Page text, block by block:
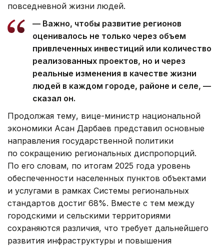
повседневной жизни людей.
— Важно, чтобы развитие регионов
оценивалось не только через объем
привлеченных инвестиций или количество
реализованных проектов, но и через
реальные изменения в качестве жизни
людей в каждом городе, районе и селе, —
сказал он.
Продолжая тему, вице-министр национальной
экономики Асан Дарбаев представил основные
направления государственной политики
по сокращению региональных диспропорций.
По его словам, по итогам 2025 года уровень
обеспеченности населенных пунктов объектами
и услугами в рамках Системы региональных
стандартов достиг 68%. Вместе с тем между
городскими и сельскими территориями
сохраняются различия, что требует дальнейшего
развития инфраструктуры и повышения